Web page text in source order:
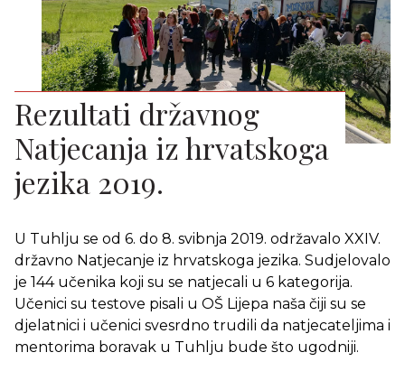
Rezultati državnog
Natjecanja iz hrvatskoga
jezika 2019.
U Tuhlju se od 6. do 8. svibnja 2019. održavalo XXIV.
državno Natjecanje iz hrvatskoga jezika. Sudjelovalo
je 144 učenika koji su se natjecali u 6 kategorija.
Učenici su testove pisali u OŠ Lijepa naša čiji su se
djelatnici i učenici svesrdno trudili da natjecateljima i
mentorima boravak u Tuhlju bude što ugodniji.